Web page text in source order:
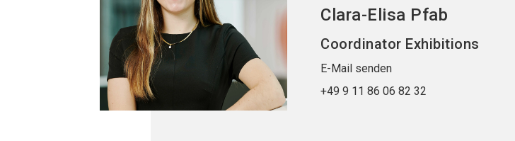
Clara-Elisa Pfab
Coordinator Exhibitions
E-Mail senden
+49 9 11 86 06 82 32